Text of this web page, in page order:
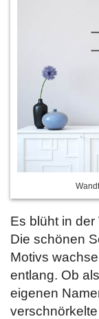
Es blüht in
Die schönen
Motivs
entlang. Ob
eigenen